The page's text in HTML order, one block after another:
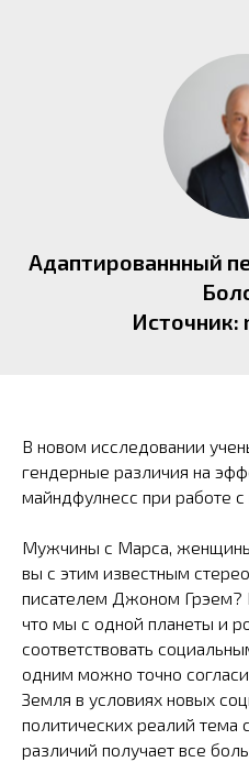
Адаптированнный
Источник:
В новом исследовании
гендерные различия на
майндфулнесс при работе
Мужчины с Марса,
вы с этим известным
писателем Джоном Грэем?
что мы с одной планеты и
соответствовать
одним можно точно
Земля в условиях новых
политических реалий тема
различий получает все